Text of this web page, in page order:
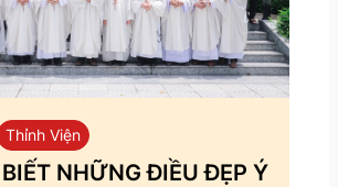
Thỉnh Viện
NHỮNG ĐIỀU ĐẸP Ý